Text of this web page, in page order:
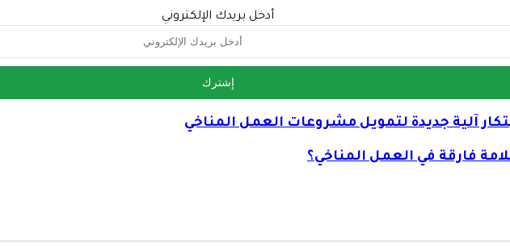
أدخل بريدك الإلكتروني
آلية جديدة لتمويل مشروعات العمل المناخي
فارقة في العمل المناخي؟